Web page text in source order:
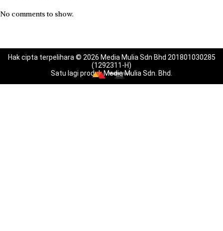
No comments to show.
Hak cipta terpelihara © 2026 Media Mulia Sdn Bhd 201801030285
(1292311-H)
Satu lagi produk Media Mulia Sdn. Bhd.